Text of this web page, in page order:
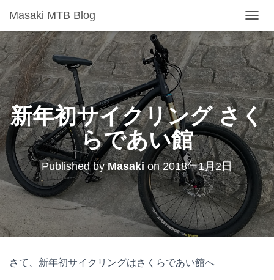
Masaki MTB Blog
O
G
G
L
E
N
A
V
I
G
A
新年初サイクリング さく
らであい館
Published byMasaki on2018年1月2日
さて、新年初サイクリングはさくらであい館へ